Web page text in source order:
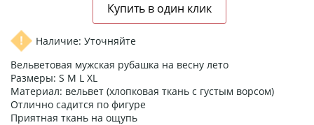
Наличие: Уточняйте
Вельветовая мужская рубашка на весну лето
Размеры: S M L XL
Материал: вельвет (хлопковая ткань с густым ворсом)
Отлично садится по фигуре
Приятная ткань на ощупь